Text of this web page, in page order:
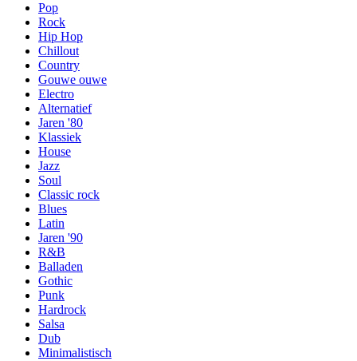
Pop
Rock
Hip Hop
Chillout
Country
Gouwe ouwe
Electro
Alternatief
Jaren '80
Klassiek
House
Jazz
Soul
Classic rock
Blues
Latin
Jaren '90
R&B
Balladen
Gothic
Punk
Hardrock
Salsa
Dub
Minimalistisch